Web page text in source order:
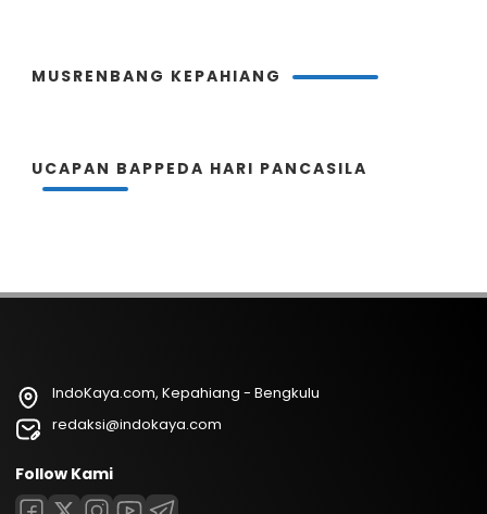
MUSRENBANG KEPAHIANG
UCAPAN BAPPEDA HARI PANCASILA
IndoKaya.com, Kepahiang - Bengkulu
redaksi@indokaya.com
Follow Kami